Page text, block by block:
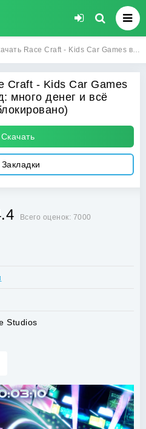
Craft - Kids Car Games взлом на много денег и всё разблокировано на Android
Craft - Kids Car Games
много денег и всё
Скачать
Закладки
Всего оценок: 7000
Studios